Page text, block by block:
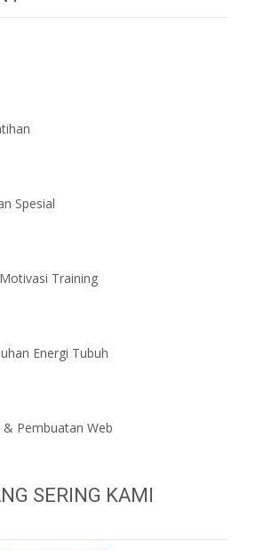
Spesial
Training
Energi Tubuh
& Pembuatan Web
SERING KAMI